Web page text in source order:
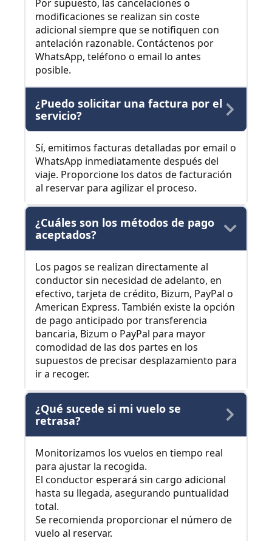
Por supuesto, las cancelaciones o
modificaciones se realizan sin coste
adicional siempre que se notifiquen con
antelación razonable. Contáctenos por
WhatsApp, teléfono o email lo antes
posible.
¿Puedo solicitar una factura por el
servicio?
Sí, emitimos facturas detalladas por email o
WhatsApp inmediatamente después del
viaje. Proporcione los datos de facturación
al reservar para agilizar el proceso.
¿Cuáles son los métodos de pago
aceptados?
Los pagos se realizan directamente al
conductor sin necesidad de adelanto, en
efectivo, tarjeta de crédito, Bizum, PayPal o
American Express. También existe la opción
de pago anticipado por transferencia
bancaria, Bizum o PayPal para mayor
comodidad de las dos partes en los
supuestos de precisar desplazamiento para
ir a recoger.
¿Qué sucede si mi vuelo se
retrasa?
Monitorizamos los vuelos en tiempo real
para ajustar la recogida.
El conductor esperará sin cargo adicional
hasta su llegada, asegurando puntualidad
total.
Se recomienda proporcionar el número de
vuelo al reservar.